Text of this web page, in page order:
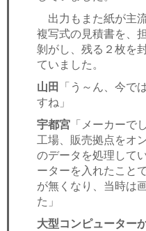
出力もまた紙が主
複写式の見積書を、
剝がし、残る２枚を
ていました。
山田 「う～ん、今で
すね」
宇都宮 「メーカーで
工場、販売拠点をオ
のデータを処理して
ーターを入れたこと
が無くなり、当時は
た」
大型コンピューター